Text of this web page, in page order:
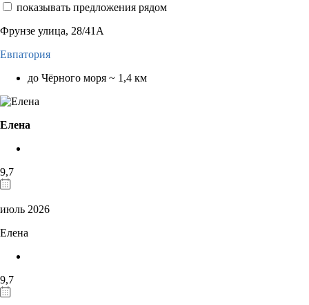
показывать предложения рядом
Фрунзе улица, 28/41А
Евпатория
до Чёрного моря ~ 1,4 км
Елена
9,7
июль 2026
Елена
9,7